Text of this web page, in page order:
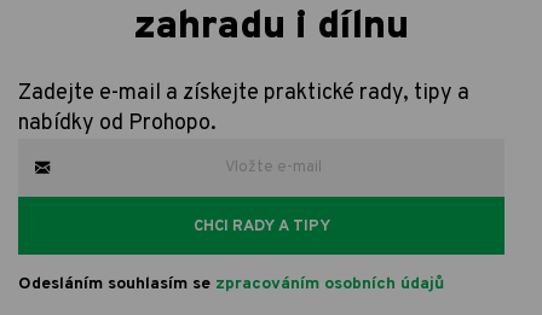
zahradu i dílnu
Zadejte e-mail a získejte praktické rady, tipy a
nabídky od Prohopo.
CHCI RADY A TIPY
Odesláním souhlasím se zpracováním osobních údajů